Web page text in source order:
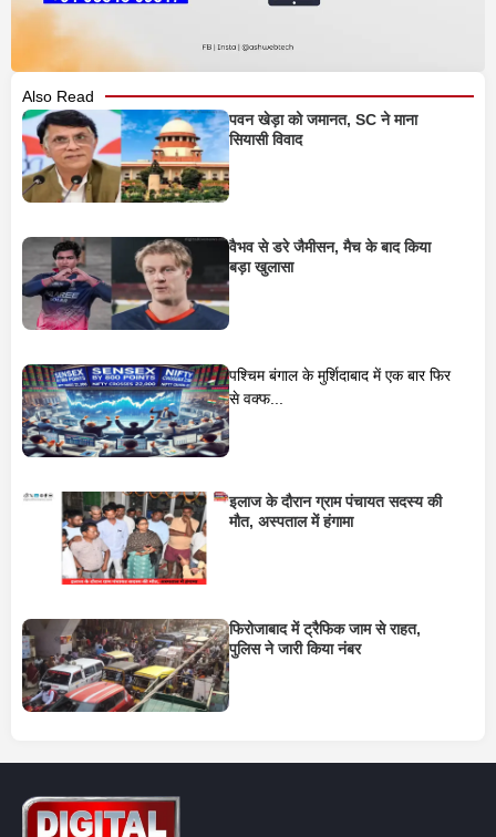
Also Read
पवन खेड़ा को जमानत, SC ने माना
सियासी विवाद
वैभव से डरे जैमीसन, मैच के बाद किया
बड़ा खुलासा
पश्चिम बंगाल के मुर्शिदाबाद में एक बार फिर
से वक्फ...
इलाज के दौरान ग्राम पंचायत सदस्य की
मौत, अस्पताल में हंगामा
फिरोजाबाद में ट्रैफिक जाम से राहत,
पुलिस ने जारी किया नंबर